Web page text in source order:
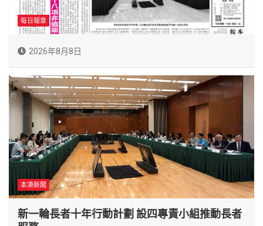
每日報章
2026年8月8日
本澳新聞
新一輪長者十年行動計劃 設四專責小組推動長者